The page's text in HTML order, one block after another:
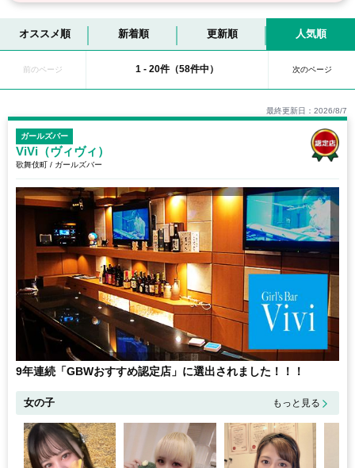
で頻繁に行なわれて若者たちの行き来も多い南口エリア、“アルタ前”などが待ち
合わせ場所としてもよく使われる東口エリアがあったりと、全てのエリアが“超有
名”といえるでしょう。またインバウンド需要の高まりに応えて、日本文化を発信
する新施設「ハナミチ東京 歌舞伎町」が2023年に開業。大衆演劇場や和食レス
は「眠らない街」として知られ、ネオンきらめく独特の雰囲気を楽しめます。さ
らに東急歌舞伎町タワーが2025年4月に開業２周年を迎え、延べ1,000万人が訪れ
と話題です。
また近年では、都と新宿区による客引き・違法キャッチの取り締まり強化で、安
心して“はしご”できる環境も整備されています。
本ページでは、新宿エリアの最新ガールズバー情報を 料金相場・在籍キャスト・
口コミ評価 まで徹底比較し、割引クーポンも随時更新中。
眠らない街で、自分だけの“推しガールズバー”を見つけましょう！
オススメ順 新着順 更新順 人気順
前のページ 1 - 20件（58件中） 次のページ
最終更新日：2026/8/7
ガールズバー
ViVi（ヴィヴィ）
歌舞伎町 / ガールズバー
9年連続「GBWおすすめ認定店」に選出されました！！！
女の子 もっと見る